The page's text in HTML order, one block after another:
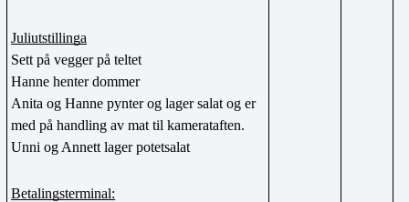
Juliutstillinga
Sett på vegger på teltet
Hanne henter dommer
Anita og Hanne pynter og lager salat og er
med på handling av mat til kamerataften.
Unni og Annett lager potetsalat
Betalingsterminal: